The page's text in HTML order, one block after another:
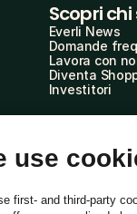
Scopri
Everli News
Domande
Lavora con
Diventa
Investitori
use
first- and third-party